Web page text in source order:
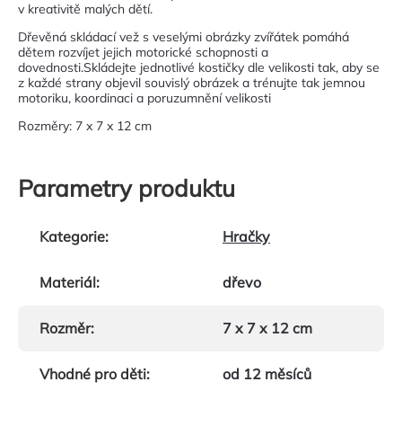
v kreativitě malých dětí.
Dřevěná skládací vež s veselými obrázky zvířátek pomáhá
dětem rozvíjet jejich motorické schopnosti a
dovednosti.Skládejte jednotlivé kostičky dle velikosti tak, aby se
z každé strany objevil souvislý obrázek a trénujte tak jemnou
motoriku, koordinaci a poruzumnění velikosti
Rozměry: 7 x 7 x 12 cm
Parametry produktu
Kategorie: Hračky
Materiál: dřevo
Rozměr: 7 x 7 x 12 cm
Vhodné pro děti: od 12 měsíců